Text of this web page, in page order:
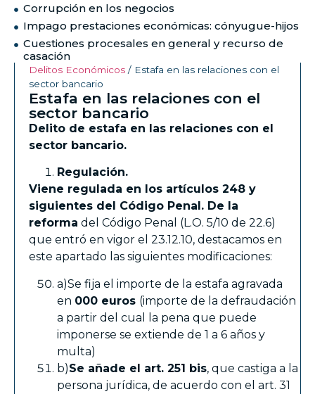
Corrupción en los negocios
Impago prestaciones económicas: cónyugue-hijos
Cuestiones procesales en general y recurso de
casación
Delitos Económicos / Estafa en las relaciones con el
sector bancario
Estafa en las relaciones con el
sector bancario
Delito de estafa en las relaciones con el
sector bancario.
Regulación.
Viene regulada en los artículos 248 y
siguientes del Código Penal. De la
reforma del Código Penal (L.O. 5/10 de 22.6)
que entró en vigor el 23.12.10, destacamos en
este apartado las siguientes modificaciones:
a)Se fija el importe de la estafa agravada
en 000 euros (importe de la defraudación
a partir del cual la pena que puede
imponerse se extiende de 1 a 6 años y
multa)
b)Se añade el art. 251 bis, que castiga a la
persona jurídica, de acuerdo con el art. 31